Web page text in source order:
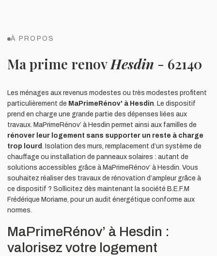
À PROPOS
Ma prime renovHesdin - 62140
Les ménages aux revenus modestes ou très modestes profitent
particulièrement de MaPrimeRénov' à Hesdin. Le dispositif
prend en charge une grande partie des dépenses liées aux
travaux. MaPrimeRénov’ à Hesdin permet ainsi aux familles de
rénover leur logement sans supporter un reste à charge
trop lourd. Isolation des murs, remplacement d’un système de
chauffage ou installation de panneaux solaires : autant de
solutions accessibles grâce à MaPrimeRénov’ à Hesdin. Vous
souhaitez réaliser des travaux de rénovation d’ampleur grâce à
ce dispositif ? Sollicitez dès maintenant la société B.E.F.M
Frédérique Moriame, pour un audit énergétique conforme aux
normes.
MaPrimeRénov’ à Hesdin :
valorisez votre logement